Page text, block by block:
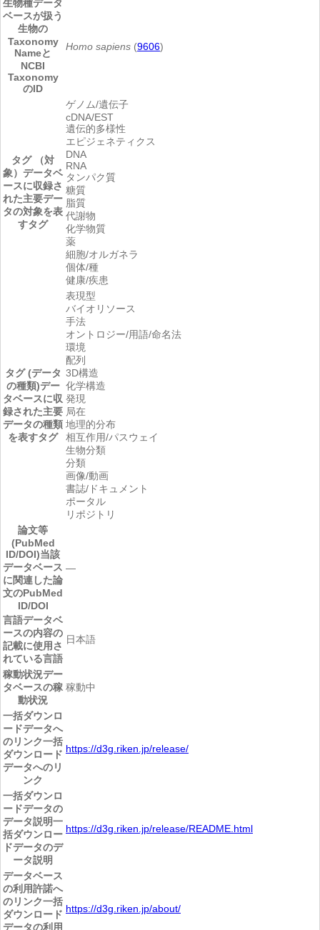
生物種データ
ベースが扱う
生物の
Taxonomy
Nameと
NCBI
Taxonomy
のID
Homo sapiens (9606)
タグ （対
象） データベ
ースに収録さ
れた主要デー
タの対象を表
すタグ
ゲノム/遺伝子
cDNA/EST
遺伝的多様性
エピジェネティクス
DNA
RNA
タンパク質
糖質
脂質
代謝物
化学物質
薬
細胞/オルガネラ
個体/種
健康/疾患
タグ (データ
の種類)デー
タベースに収
録された主要
データの種類
を表すタグ
表現型
バイオリソース
手法
オントロジー/用語/命名法
環境
配列
3D構造
化学構造
発現
局在
地理的分布
相互作用/パスウェイ
生物分類
分類
画像/動画
書誌/ドキュメント
ポータル
リポジトリ
論文等
(PubMed
ID/DOI)当該
データベース
に関連した論
文のPubMed
ID/DOI
―
言語データベ
ースの内容の
記載に使用さ
れている言語
日本語
稼動状況デー
タベースの稼
動状況
稼動中
一括ダウンロ
ードデータへ
のリンク一括
ダウンロード
データへのリ
ンク
https://d3g.riken.jp/release/
一括ダウンロ
ードデータの
データ説明一
括ダウンロー
ドデータのデ
ータ説明
https://d3g.riken.jp/release/README.html
データベース
の利用許諾へ
のリンク一括
ダウンロード
データの利用
https://d3g.riken.jp/about/